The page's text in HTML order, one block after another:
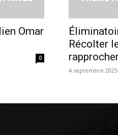
Omar
0
Récolter
4 septembre 2025